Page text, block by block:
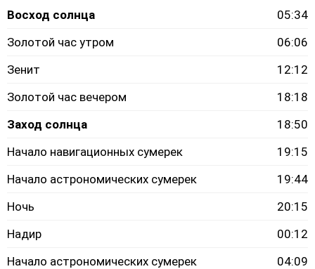
Восход солнца
05:34
Золотой час утром
06:06
Зенит
12:12
Золотой час вечером
18:18
Заход солнца
18:50
Начало навигационных сумерек
19:15
Начало астрономических сумерек
19:44
Ночь
20:15
Надир
00:12
Начало астрономических сумерек
04:09